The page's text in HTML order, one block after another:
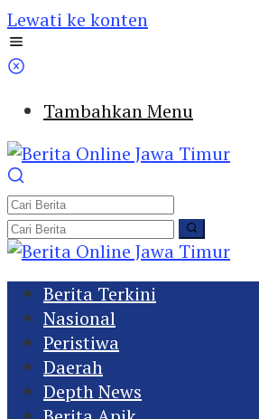
Lewati ke konten
Tambahkan Menu
Berita Terkini
Nasional
Peristiwa
Daerah
Depth News